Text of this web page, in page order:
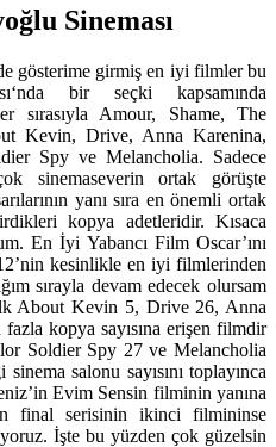
Sineması
gösterime girmiş en iyi filmler bu
bir seçki kapsamında
sırasıyla Amour, Shame, The
Kevin, Drive, Anna Karenina,
Spy ve Melancholia. Sadece
sinemaseverin ortak görüşte
yanı sıra en önemli ortak
kopya adetleridir. Kısaca
En İyi Yabancı Film Oscar’ını
kesinlikle en iyi filmlerinden
sırayla devam edecek olursam
About Kevin 5, Drive 26, Anna
kopya sayısına erişen filmdir
Soldier Spy 27 ve Melancholia
salonu sayısını toplayınca
Evim Sensin filminin yanına
final serisinin ikinci filmininse
İşte bu yüzden çok güzelsin